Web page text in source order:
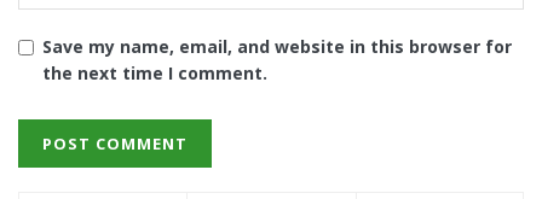
Save my name, email, and website in this browser for
the next time I comment.